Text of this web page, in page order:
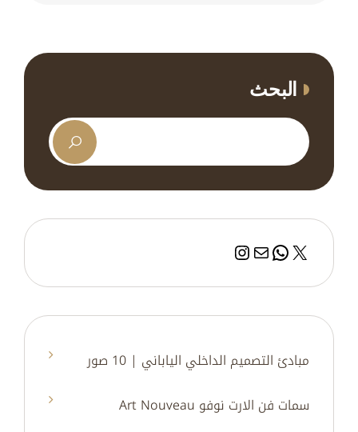
البحث
إكسواتساب
بريد
مبادئ التصميم الداخلي الياباني | 10 صور
سمات فن الارت نوفو Art Nouveau